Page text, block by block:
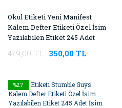
Okul Etiketi Yeni Manifest
Kalem Defter Etiketi Özel İsim
Yazılabilen Etiket 245 Adet
479,00 TL 350,00 TL
%27